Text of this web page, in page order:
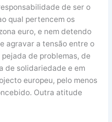
de ser o
qual pertencem os
euro, e nem detendo
agravar a tensão entre o
de problemas, de
de solidariedade e em
europeu, pelo menos
Outra atitude